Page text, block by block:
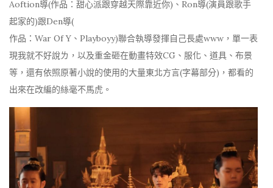
Aoftion導(作品：甜心派跟穿越天際靠近你)、Ron導(演員跟歌手
起家的)跟Den導(
作品：War Of Y、Playboyy)聯合執導發揮自己長處www，單一表
現我就不好說ㄌ，以及重金砸在動畫特效CG、服化、道具、布景
等，還有依照原著小說的使用的大量東北方言(字幕部分)，都看的
出來在改編的絲毫不馬虎。